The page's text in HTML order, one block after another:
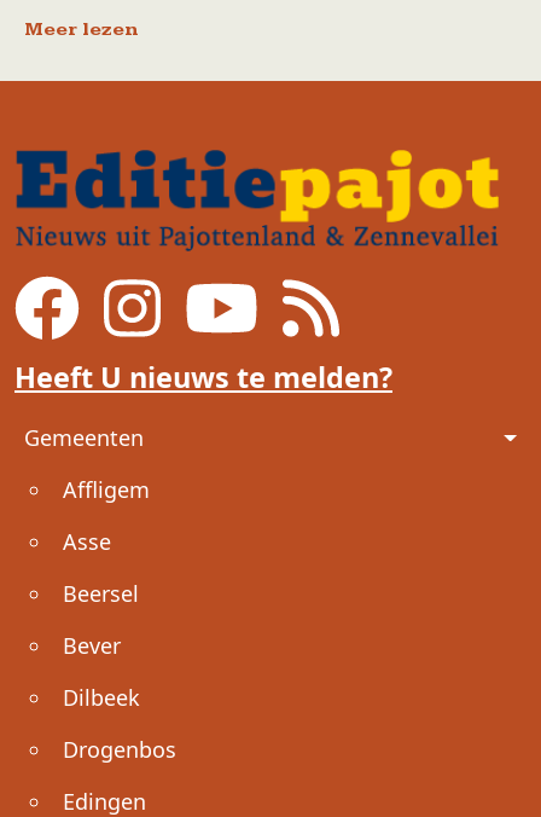
Meer lezen
Heeft U nieuws te melden?
Voet
Gemeenten
Affligem
Asse
Beersel
Bever
Dilbeek
Drogenbos
Edingen